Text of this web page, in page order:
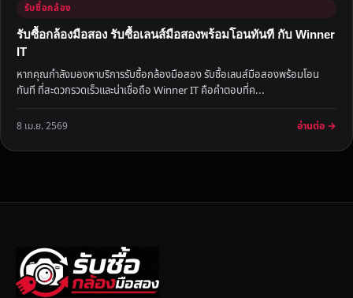
รับซื้อกล้อง
รับซื้อกล้องมือสอง รับซื้อเลนส์มือสองพร้อมโอนทันที กับ Winner
IT
หากคุณกำลังมองหาบริการรับซื้อกล้องมือสอง รับซื้อเลนส์มือสองพร้อมโอน
ทันที ที่สะดวกรวดเร็วและน่าเชื่อถือ Winner IT คือคำตอบที่ค...
8 เม.ย. 2569 อ่านต่อ →